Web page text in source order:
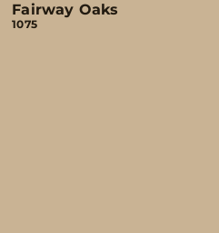
Fairway Oaks
1075